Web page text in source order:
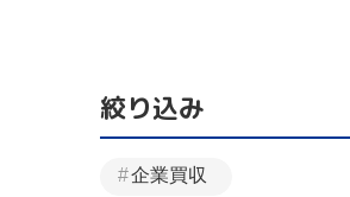
絞り込み
企業買収